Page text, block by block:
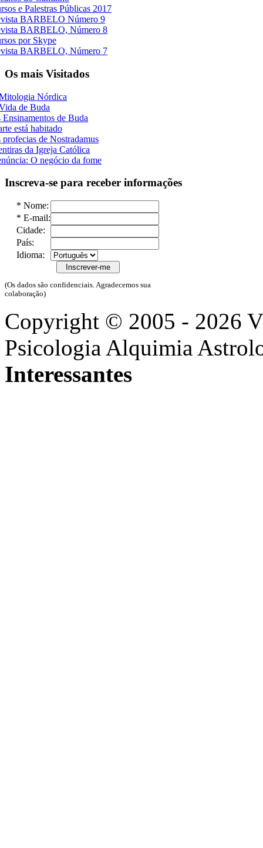
e Palestras Públicas 2017
BARBELO Número 9
BARBELO, Número 8
por Skype
BARBELO, Número 7
Os mais Visitados
Nórdica
de Buda
Ensinamentos de Buda
está habitado
profecias de Nostradamus
da Igreja Católica
O negócio da fome
Inscreva-se para receber informações
* Nome:
* E-mail:
Cidade:
País:
Idioma:
(Os dados são confidenciais. Agradecemos sua
colaboração)
Copyright © 2005 - 2026
Psicologia Alquimia
Interessantes